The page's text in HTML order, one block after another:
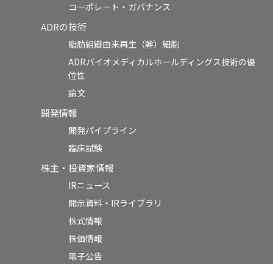
コーポレート・ガバナンス
ADRの技術
脂肪組織由来再生（幹）細胞
ADRバイオメディカルホールディングス技術の優
位性
論文
開発情報
開発パイプライン
臨床試験
株主・投資家情報
IRニュース
開示資料・IRライブラリ
株式情報
株価情報
電子公告